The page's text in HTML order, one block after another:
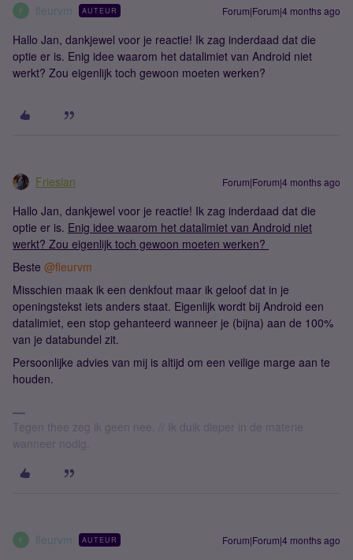
F fleurvm AUTEUR Forum|Forum|4 months ago
Hallo Jan, dankjewel voor je reactie! Ik zag inderdaad dat die
optie er is. Enig idee waarom het datalimiet van Android niet
werkt? Zou eigenlijk toch gewoon moeten werken?
Friesian Forum|Forum|4 months ago
Hallo Jan, dankjewel voor je reactie! Ik zag inderdaad dat die
optie er is. Enig idee waarom het datalimiet van Android niet
werkt? Zou eigenlijk toch gewoon moeten werken?
Beste ​ @fleurvm
Misschien maak ik een denkfout maar ik geloof dat in je
openingstekst iets anders staat. Eigenlijk wordt bij Android een
datalimiet, een stop gehanteerd wanneer je (bijna) aan de 100%
van je databundel zit.
Persoonlijke advies van mij is altijd om een veilige marge aan te
houden.
Tegen thee zeg ik geen nee. // Ik duik dieper in de materie
wanneer nodig.
F fleurvm AUTEUR Forum|Forum|4 months ago